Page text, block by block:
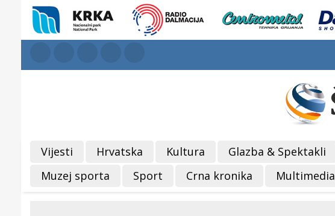
Vijesti Hrvatska Kultura Glazba & Spektakli
Muzej sporta
Sport Crna kronika Multimedia